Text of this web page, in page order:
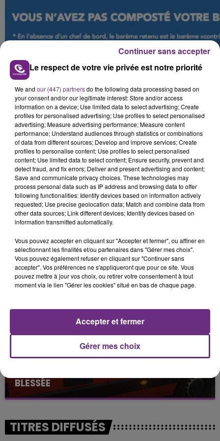
#MardiConseil
�xÈ�xÈ‍'�️�xÈ�xÈ‍'️ "Je suis serein, j'ai déjà mon
billet de train " Ü&�xa`https://t.co/q8VSY92Aso
— TER Grand Est (@TERGrandEst)19 mars 2019
FIL D'ACTUS
LE MAGASIN JOUÉCLUB DE REIMS FERME
SES PORTES
C'était l'une des institutions du centre-ville
rémois. Le magasin JouéClub est contraint de
BLESSÉE
Une automobiliste s'est retrouvée piégée dans
lourd. Très grièvement blessée, la jeune femme
de 20 ans a été...
TITRES DIFFUSÉS
Le respect de votre vie privée est notre priorité
We and our (447) partnersdo the following data processing based on
your consent and/or our legitimate interest: Store and/or access
information on a device; Use limited data to select advertising; Create
profiles for personalised advertising; Use profiles to select personalised
advertising; Measure advertising performance; Measure content
performance; Understand audiences through statistics or combinations
of data from different sources; Develop and improve services; Create
profiles to personalise content; Use profiles to select personalised
content; Use limited data to select content; Ensure security, prevent and
detect fraud, and fix errors; Deliver and present advertising and content;
Save and communicate privacy choices. These technologies may
process personal data such as IP address and browsing data to offer
following functionalities: Identify devices based on information actively
requested; Use precise geolocation data; Match and combine data from
other data sources; Link different devices; Identify devices based on
information transmitted automatically.
Vous pouvez accepter en cliquant sur "Accepter et fermer", ou affiner en
sélectionnant les finalités et/ou partenaires dans "Gérer mes choix".
Vous pouvez également refuser en cliquant sur "Continuer sans
accepter". Vos préférences ne s'appliqueront que pour ce site. Vous
pouvez mettre à jour vos choix, ou retirer votre consentement à tout
moment via le lien "Gérer les cookies" situé en bas de chaque page.
Gérer mes choix
Accepter et fermer
Continuer sans accepter